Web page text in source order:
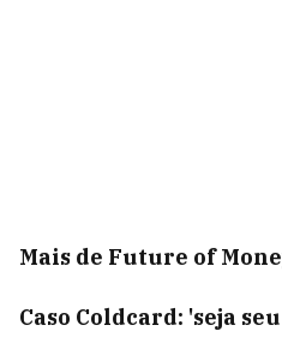
Mais de Future of
Caso Coldcard: 'seja